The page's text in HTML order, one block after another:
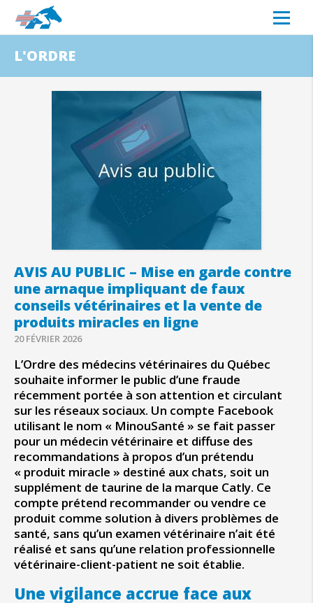
L'ORDRE
AVIS AU PUBLIC – Mise en garde contre
une arnaque impliquant de faux
conseils vétérinaires et la vente de
produits miracles en ligne
20 FÉVRIER 2026
L’Ordre des médecins vétérinaires du Québec
souhaite informer le public d’une fraude
récemment portée à son attention et circulant
sur les réseaux sociaux. Un compte Facebook
utilisant le nom « MinouSanté » se fait passer
pour un médecin vétérinaire et diffuse des
recommandations à propos d’un prétendu
« produit miracle » destiné aux chats, soit un
supplément de taurine de la marque Catly. Ce
compte prétend recommander ou vendre ce
produit comme solution à divers problèmes de
santé, sans qu’un examen vétérinaire n’ait été
réalisé et sans qu’une relation professionnelle
vétérinaire-client-patient ne soit établie.
Une vigilance accrue face aux